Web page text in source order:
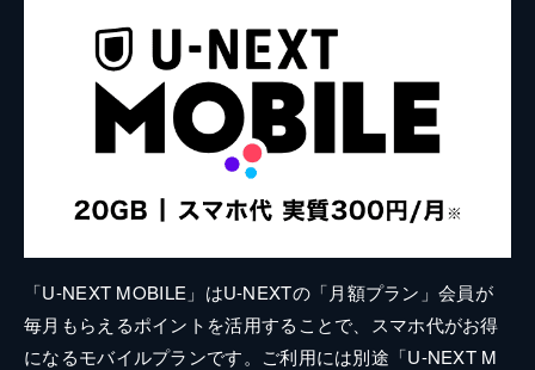
「U-NEXT MOBILE」はU-NEXTの「月額プラン」会員が
毎月もらえるポイントを活用することで、スマホ代がお得
になるモバイルプランです。ご利用には別途「U-NEXT M